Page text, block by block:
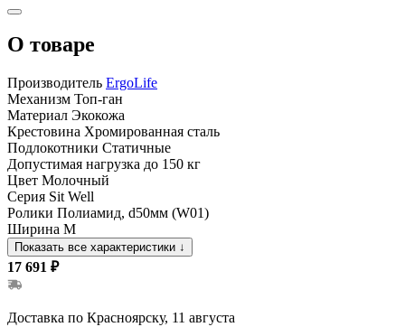
О товаре
Производитель ErgoLife
Механизм Топ-ган
Материал Экокожа
Крестовина Хромированная сталь
Подлокотники Статичные
Допустимая нагрузка до 150 кг
Цвет Молочный
Серия Sit Well
Ролики Полиамид, d50мм (W01)
Ширина M
Показать все характеристики ↓
17 691 ₽
Доставка по Красноярску, 11 августа